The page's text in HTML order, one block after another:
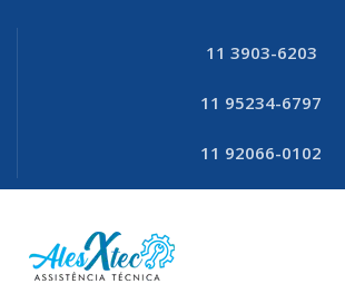
11 3903-6203
11 95234-6797
11 92066-0102